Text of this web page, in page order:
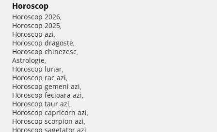
Horoscop
Horoscop 2026,
Horoscop 2025,
Horoscop azi,
Horoscop dragoste,
Horoscop chinezesc,
Astrologie,
Horoscop lunar,
Horoscop rac azi,
Horoscop gemeni azi,
Horoscop fecioara azi,
Horoscop taur azi,
Horoscop capricorn azi,
Horoscop scorpion azi,
Horoscop sagetator azi